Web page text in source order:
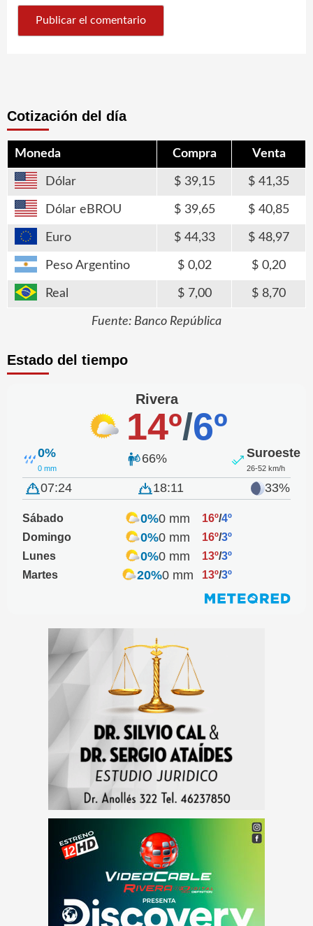
Cotización del día
Moneda Compra Venta
Dólar 39,15 41,35
Dólar eBROU 39,65 40,85
Euro 44,33 48,97
Peso Argentino 0,02 0,20
Real 7,00 8,70
Fuente: Banco República
Estado del tiempo
Rivera
14º/6º
0%
0 mm
66% Suroeste
26-52 km/h
07:24 18:11 33%
Sábado 0%0 mm 16º/4º
Domingo
0%0 mm 16º/3º
Lunes
0%0 mm 13º/3º
Martes
20%0 mm 13º/3º